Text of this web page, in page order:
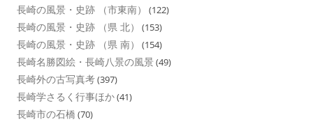
長崎の風景・史跡 （市東南） (122)
長崎の風景・史跡 （県 北） (153)
長崎の風景・史跡 （県 南） (154)
長崎名勝図絵・長崎八景の風景 (49)
長崎外の古写真考(397)
長崎学さるく行事ほか(41)
長崎市の石橋 (70)